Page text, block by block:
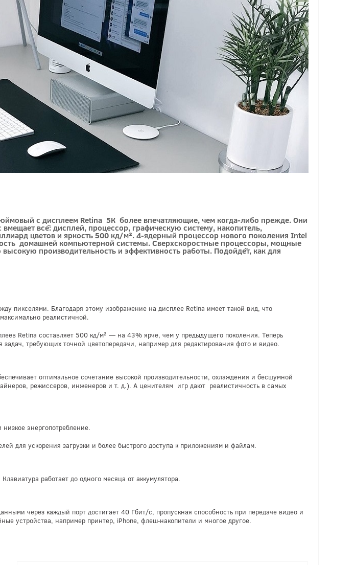
с дисплеем Retina 5К более впечатляющие, чем когда-либо прежде. Они
всё: дисплей, процессор, графическую систему, накопитель,
цветов и яркость 500 кд/м². 4-ядерный процессор нового поколения Intel
домашней компьютерной системы. Сверхскоростные процессоры, мощные
производительность и эффективность работы. Подойдёт, как для
пикселями. Благодаря этому изображение на дисплее Retina имеет такой вид, что
реалистичной.
Retina составляет 500 кд/м² — на 43% ярче, чем у предыдущего поколения. Теперь
требующих точной цветопередачи, например для редактирования фото и видео.
оптимальное сочетание высокой производительности, охлаждения и бесшумной
режиссеров, инженеров и т. д.). А ценителям игр дают реалистичность в самых
энергопотребление.
для ускорения загрузки и более быстрого доступа к приложениям и файлам.
работает до одного месяца от аккумулятора.
через каждый порт достигает 40 Гбит/с, пропускная способность при передаче видео и
устройства, например принтер, iPhone, флеш‑накопители и многое другое.